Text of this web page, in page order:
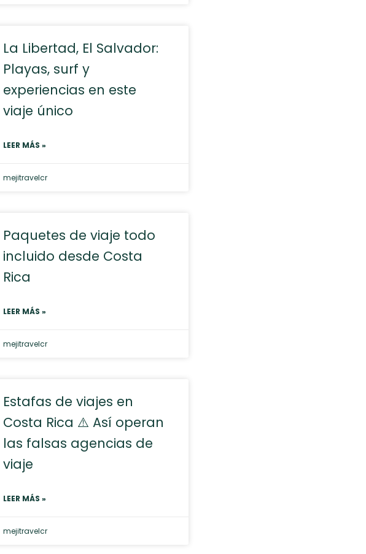
La Libertad, El Salvador:
Playas, surf y
experiencias en este
viaje único
LEER MÁS »
mejitravelcr
Paquetes de viaje todo
incluido desde Costa
Rica
LEER MÁS »
mejitravelcr
Estafas de viajes en
Costa Rica ⚠️ Así operan
las falsas agencias de
viaje
LEER MÁS »
mejitravelcr